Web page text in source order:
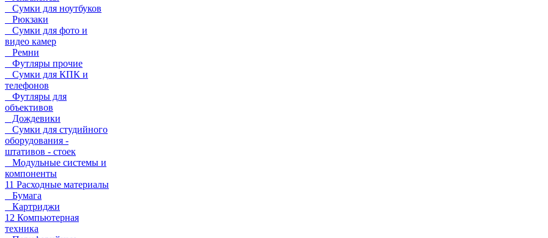
Сумки для ноутбуков
Рюкзаки
Сумки для фото и
видео камер
Ремни
Футляры прочие
Сумки для КПК и
телефонов
Футляры для
объективов
Дождевики
Сумки для студийного
оборудования -
штативов - стоек
Модульные системы и
компоненты
11 Расходные материалы
Бумага
Картриджи
12 Компьютерная
техника